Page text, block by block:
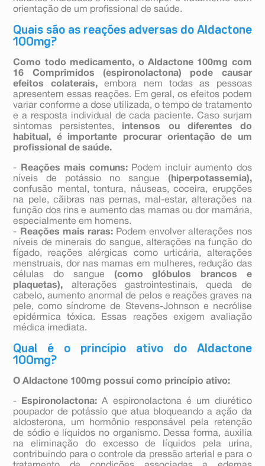
orientação de um profissional de saúde.
Quais são as reações adversas do Aldactone
100mg?
Como todo medicamento, o Aldactone 100mg com
16 Comprimidos (espironolactona) pode causar
efeitos colaterais,embora nem todas as pessoas
apresentem essas reações. Em geral, os efeitos podem
variar conforme a dose utilizada, o tempo de tratamento
e a resposta individual de cada paciente. Caso surjam
sintomas persistentes,
intensos ou diferentes do
habitual, é importante procurar orientação de um
profissional de saúde.
- Reações mais comuns:Podem incluir aumento dos
níveis de potássio no sangue (hiperpotassemia),
confusão mental, tontura, náuseas, coceira, erupções
na pele, cãibras nas pernas, mal-estar, alterações na
função dos rins e aumento das mamas ou dor mamária,
especialmente em homens.
-
Reações mais raras:Podem envolver alterações nos
níveis de minerais do sangue, alterações na função do
fígado, reações alérgicas como urticária, alterações
menstruais, dor nas mamas em mulheres, redução das
células do sangue
(como glóbulos brancos e
plaquetas), alterações gastrointestinais, queda de
cabelo, aumento anormal de pelos e reações graves na
pele, como síndrome de Stevens-Johnson e necrólise
epidérmica tóxica. Essas reações exigem avaliação
médica imediata.
Qual é o princípio ativo do Aldactone
100mg?
O Aldactone 100mg possui como princípio ativo:
- Espironolactona: A espironolactona é um diurético
poupador de potássio que atua bloqueando a ação da
aldosterona, um hormônio responsável pela retenção
de sódio e líquidos no organismo. Dessa forma, auxilia
na eliminação do excesso de líquidos pela urina,
contribuindo para o controle da pressão arterial e para o